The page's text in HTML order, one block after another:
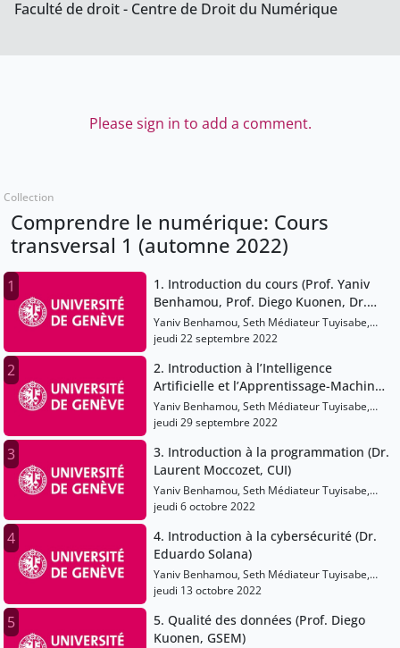
Faculté de droit - Centre de Droit du Numérique
Please sign in to add a comment.
Collection
Comprendre le numérique: Cours
transversal 1 (automne 2022)
1
1. Introduction du cours (Prof. Yaniv
Benhamou, Prof. Diego Kuonen, Dr.
Philippe Haeberli)
Yaniv Benhamou, Seth Médiateur Tuyisabe,
Margot Voisin
jeudi 22 septembre 2022
2
2. Introduction à l’Intelligence
Artificielle et l’Apprentissage-Machine
(Prof. Stéphane Marchand-Maillet,
Faculté des Sciences)
Yaniv Benhamou, Seth Médiateur Tuyisabe,
Margot Voisin
jeudi 29 septembre 2022
3
3. Introduction à la programmation (Dr.
Laurent Moccozet, CUI)
Yaniv Benhamou, Seth Médiateur Tuyisabe,
Margot Voisin
jeudi 6 octobre 2022
4
4. Introduction à la cybersécurité (Dr.
Eduardo Solana)
Yaniv Benhamou, Seth Médiateur Tuyisabe,
Margot Voisin
jeudi 13 octobre 2022
5
5. Qualité des données (Prof. Diego
Kuonen, GSEM)